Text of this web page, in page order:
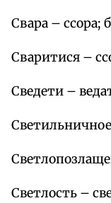
Свара – ссора;
Сваритися –
Сведети –
Светлость –